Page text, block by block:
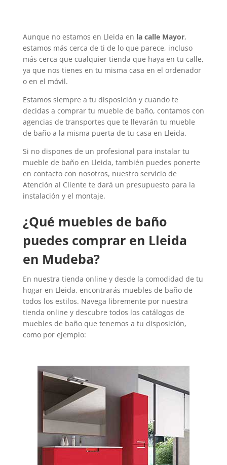
Aunque no estamos en Lleida en la calle Mayor,
estamos más cerca de ti de lo que parece, incluso
más cerca que cualquier tienda que haya en tu calle,
ya que nos tienes en tu misma casa en el ordenador
o en el móvil.
Estamos siempre a tu disposición y cuando te
decidas a comprar tu mueble de baño, contamos con
agencias de transportes que te llevarán tu mueble
de baño a la misma puerta de tu casa en Lleida.
Si no dispones de un profesional para instalar tu
mueble de baño en Lleida, también puedes ponerte
en contacto con nosotros, nuestro servicio de
Atención al Cliente te dará un presupuesto para la
instalación y el montaje.
¿Qué muebles de baño
puedes comprar en Lleida
en Mudeba?
En nuestra tienda online y desde la comodidad de tu
hogar en Lleida, encontrarás muebles de baño de
todos los estilos. Navega libremente por nuestra
tienda online y descubre todos los catálogos de
muebles de baño que tenemos a tu disposición,
como por ejemplo: